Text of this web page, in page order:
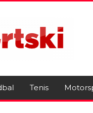
Tenis